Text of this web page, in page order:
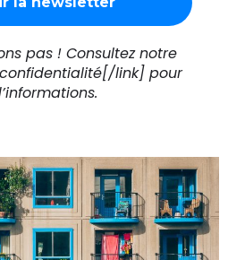
pas ! Consultez notre
link] pour